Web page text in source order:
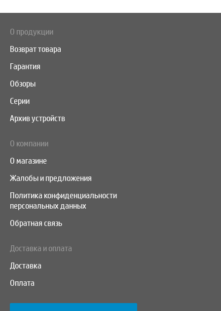
О продукции
Возврат товара
Гарантия
Обзоры
Серии
Архив устройств
О компании
О магазине
Жалобы и предложения
Политика конфиденциальности
персональных данных
Обратная связь
Доставка и оплата
Доставка
Оплата